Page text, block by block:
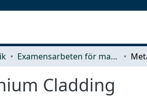
Examensarbeten för masterexamen
Cladding